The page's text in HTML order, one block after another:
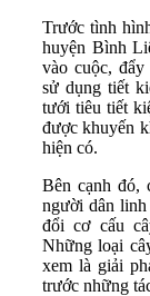
Trước tình
huyện Bình
vào cuộc,
sử dụng tiết
tưới tiêu tiết
được khuyến
hiện có.
Bên cạnh đó,
người dân linh
đổi cơ cấu
Những loại
xem là giải
trước những